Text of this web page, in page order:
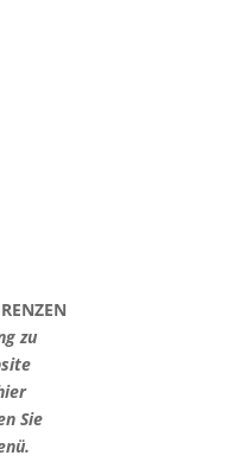
zu
Sie